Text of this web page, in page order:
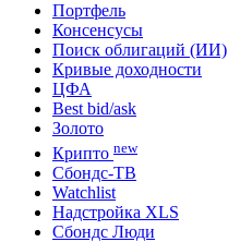
Портфель
Консенсусы
Поиск облигаций (ИИ)
Кривые доходности
ЦФА
Best bid/ask
Золото
Крипто new
Сбондс-ТВ
Watchlist
Надстройка XLS
Сбондс Люди